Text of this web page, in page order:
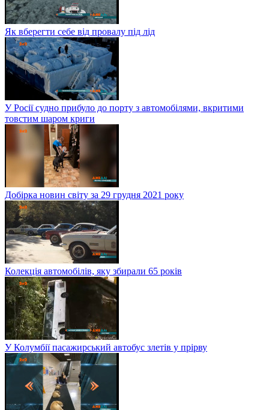
Як вберегти себе від провалу під лід
У Росії судно прибуло до порту з автомобілями, вкритими
товстим шаром криги
Добірка новин світу за 29 грудня 2021 року
Колекція автомобілів, яку збирали 65 років
У Колумбії пасажирський автобус злетів у прірву